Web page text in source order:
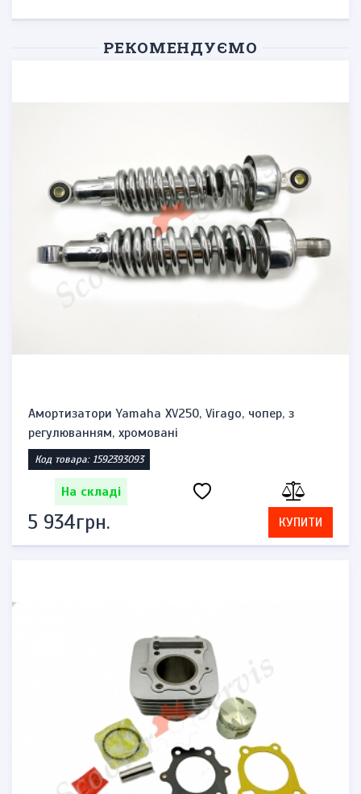
РЕКОМЕНДУЄМО
Амортизатори Yamaha XV250, Virago, чопер, з
регулюванням, хромовані
Код товара: 1592393093
На складі
5 934грн. КУПИТИ